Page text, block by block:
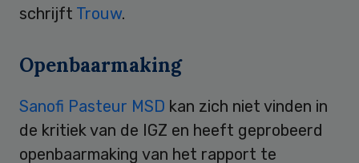
schrijft Trouw.
Openbaarmaking
Sanofi Pasteur MSD kan zich niet vinden in
de kritiek van de IGZ en heeft geprobeerd
openbaarmaking van het rapport te